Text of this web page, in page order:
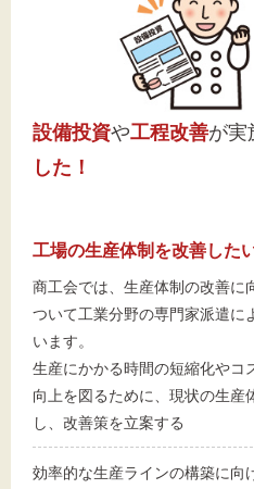
設備投資や工程改善が実
した！
工場の生産体制を改善した
商工会では、生産体制の改善に
ついて工業分野の専門家派遣に
います。
生産にかかる時間の短縮化やコ
向上を図るために、現状の生産
し、改善策を立案する
効率的な生産ラインの構築に向